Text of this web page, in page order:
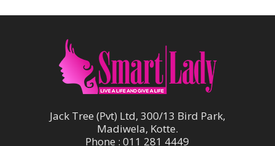
Jack Tree (Pvt) Ltd, 300/13 Bird Park,
Madiwela, Kotte.
Phone : 011 281 4449